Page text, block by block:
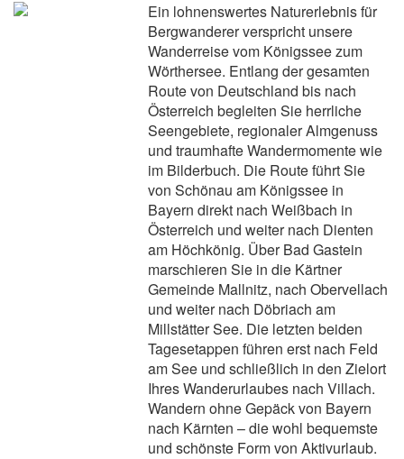
Ein lohnenswertes Naturerlebnis für
Bergwanderer verspricht unsere
Wanderreise vom Königssee zum
Wörthersee. Entlang der gesamten
Route von Deutschland bis nach
Österreich begleiten Sie herrliche
Seengebiete, regionaler Almgenuss
und traumhafte Wandermomente wie
im Bilderbuch. Die Route führt Sie
von Schönau am Königssee in
Bayern direkt nach Weißbach in
Österreich und weiter nach Dienten
am Höchkönig. Über Bad Gastein
marschieren Sie in die Kärtner
Gemeinde Mallnitz, nach Obervellach
und weiter nach Döbriach am
Millstätter See. Die letzten beiden
Tagesetappen führen erst nach Feld
am See und schließlich in den Zielort
Ihres Wanderurlaubes nach Villach.
Wandern ohne Gepäck von Bayern
nach Kärnten – die wohl bequemste
und schönste Form von Aktivurlaub.